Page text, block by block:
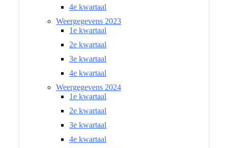
4e kwartaal
Weergegevens 2023
1e kwartaal
2e kwartaal
3e kwartaal
4e kwartaal
Weergegevens 2024
1e kwartaal
2e kwartaal
3e kwartaal
4e kwartaal